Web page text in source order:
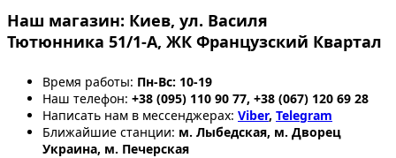
Наш магазин: Киев, ул. Василя
Тютюнника 51/1-А, ЖК Французский Квартал
Время работы: Пн-Вс: 10-19
Наш телефон: +38 (095) 110 90 77, +38 (067) 120 69 28
Написать нам в мессенджерах: Viber, Telegram
Ближайшие станции: м. Лыбедская, м. Дворец
Украина, м. Печерская